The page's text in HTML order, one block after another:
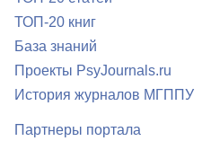
ТОП-20 книг
База знаний
Проекты PsyJournals.ru
История журналов МГППУ
Партнеры портала